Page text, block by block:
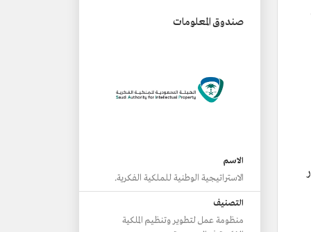
صندوق المعلومات
الاسم
الاستراتيجية الوطنية للملكية الفكرية.
التصنيف
منظومة عمل لتطوير وتنظيم الملكية